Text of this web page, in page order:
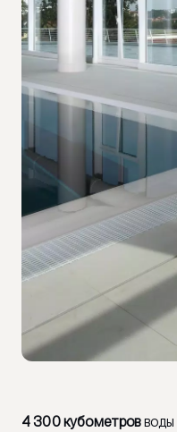
4 300 кубометровводы